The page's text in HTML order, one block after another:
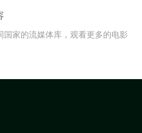
国家的流媒体库，观看更多的电影